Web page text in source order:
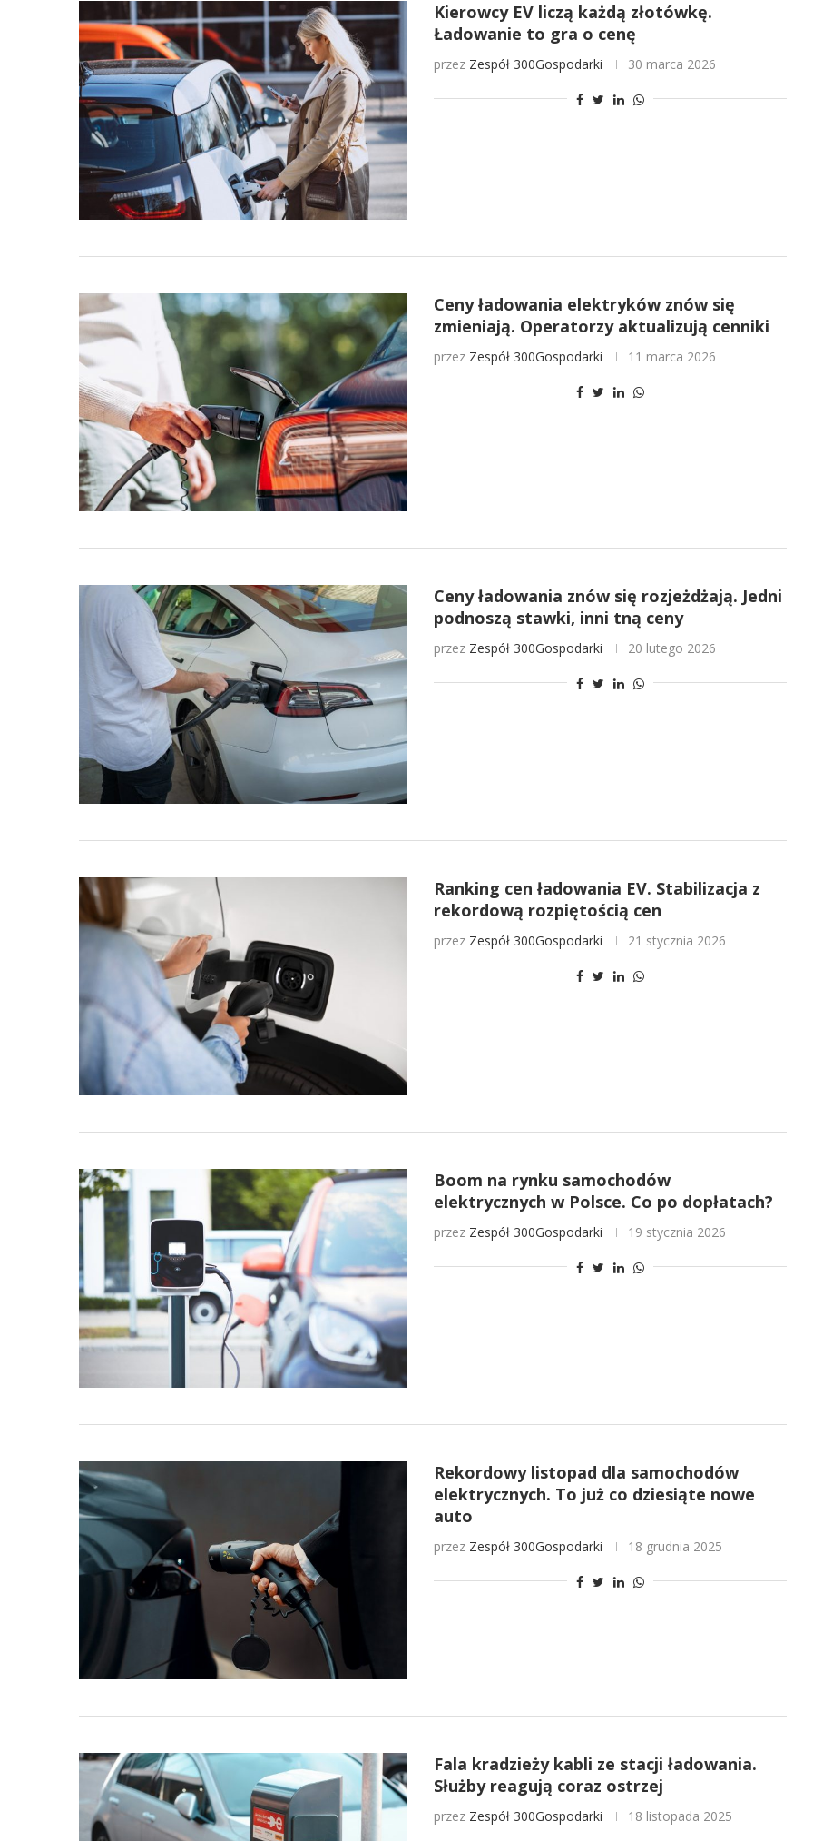
Kierowcy EV liczą każdą złotówkę.
Ładowanie to gra o cenę
przez Zespół 300Gospodarki 30 marca 2026
Ceny ładowania elektryków znów się
zmieniają. Operatorzy aktualizują cenniki
przez Zespół 300Gospodarki 11 marca 2026
Ceny ładowania znów się rozjeżdżają. Jedni
podnoszą stawki, inni tną ceny
przez Zespół 300Gospodarki 20 lutego 2026
Ranking cen ładowania EV. Stabilizacja z
rekordową rozpiętością cen
przez Zespół 300Gospodarki 21 stycznia 2026
Boom na rynku samochodów
elektrycznych w Polsce. Co po dopłatach?
przez Zespół 300Gospodarki 19 stycznia 2026
Rekordowy listopad dla samochodów
elektrycznych. To już co dziesiąte nowe
auto
przez Zespół 300Gospodarki 18 grudnia 2025
Fala kradzieży kabli ze stacji ładowania.
Służby reagują coraz ostrzej
przez Zespół 300Gospodarki 18 listopada 2025